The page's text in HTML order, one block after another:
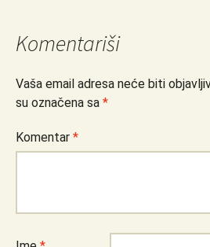
Komentariši
Vaša email adresa neće biti
su označena sa *
Komentar *